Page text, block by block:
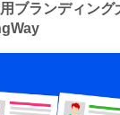
ブランディング